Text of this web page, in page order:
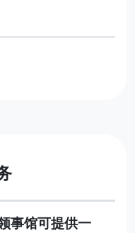
事馆可提供一